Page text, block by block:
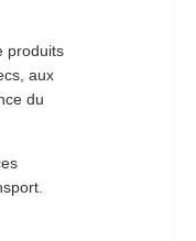
produits
aux
du